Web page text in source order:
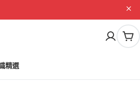
購
精選